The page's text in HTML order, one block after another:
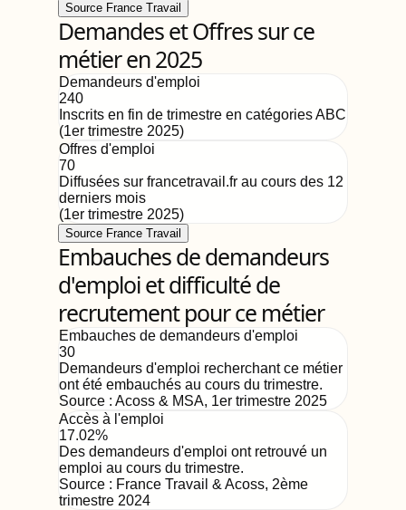
Source France Travail
Demandes et Offres sur ce
métier en 2025
Demandeurs d'emploi
240
Inscrits en fin de trimestre en catégories ABC
(1er trimestre 2025)
Offres d'emploi
70
Diffusées sur francetravail.fr au cours des 12
derniers mois
(1er trimestre 2025)
Source France Travail
Embauches de demandeurs
d'emploi et difficulté de
recrutement pour ce métier
Embauches de demandeurs d'emploi
30
Demandeurs d'emploi recherchant ce métier
ont été embauchés au cours du trimestre.
Source : Acoss & MSA, 1er trimestre 2025
Accès à l'emploi
17.02%
Des demandeurs d'emploi ont retrouvé un
emploi au cours du trimestre.
Source : France Travail & Acoss, 2ème
trimestre 2024